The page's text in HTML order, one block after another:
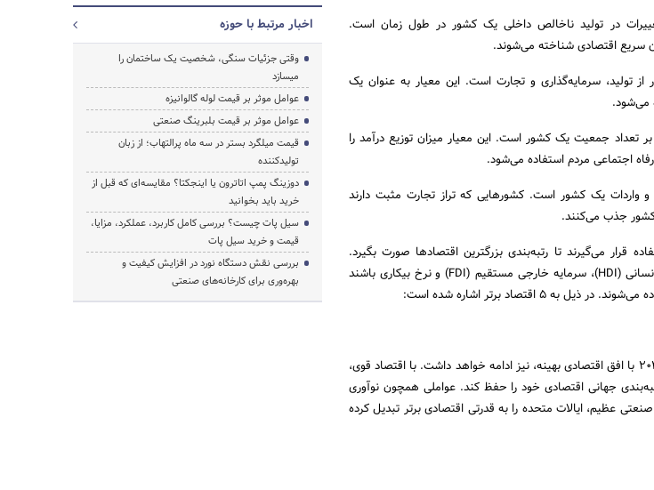
در تولید ناخالص داخلی یک کشور در طول زمان است.
سریع اقتصادی شناخته می‌شوند.
تولید، سرمایه‌گذاری و تجارت است. این معیار به عنوان یک
می‌شود.
تعداد جمعیت یک کشور است. این معیار میزان توزیع درآمد را
اجتماعی مردم استفاده می‌شود.
واردات یک کشور است. کشورهایی که تراز تجارت مثبت دارند
کشور جذب می‌کنند.
قرار می‌گیرند تا رتبه‌بندی بزرگترین اقتصادها صورت بگیرد.
معیارهای دیگری نیز ممکن است شامل شاخص توسعه انسانی (HDI)، سرمایه خارجی مستقیم (FDI) و نرخ بیکاری باشند
اقتصاد برتر اشاره شده است:
ایالات متحده به عنوان بزرگترین اقتصاد جهان در سال 2023 با افق اقتصادی بهینه، نیز ادامه خواهد داشت. با اقتصاد قوی،
جهانی اقتصادی خود را حفظ کند. عواملی همچون نوآوری
عظیم، ایالات متحده را به قدرتی اقتصادی برتر تبدیل کرده
اخبار مرتبط با حوزه
وقتی جزئیات سنگی، شخصیت یک ساختمان را
میسازد
عوامل موثر بر قیمت لوله گالوانیزه
عوامل موثر بر قیمت بلبرینگ صنعتی
قیمت میلگرد بستر در سه ماه پرالتهاب؛ از زبان
تولیدکننده
دوزینگ پمپ اتاترون یا اینجکتا؟ مقایسه‌ای که قبل از
خرید باید بخوانید
سیل پات چیست؟ بررسی کامل کاربرد، عملکرد، مزایا،
قیمت و خرید سیل پات
بررسی نقش دستگاه نورد در افزایش کیفیت و
بهره‌وری برای کارخانه‌های صنعتی